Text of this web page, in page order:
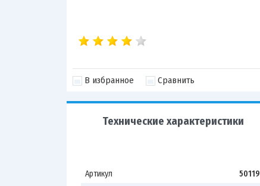
В избранное Сравнить
Технические характеристики
Артикул
50119